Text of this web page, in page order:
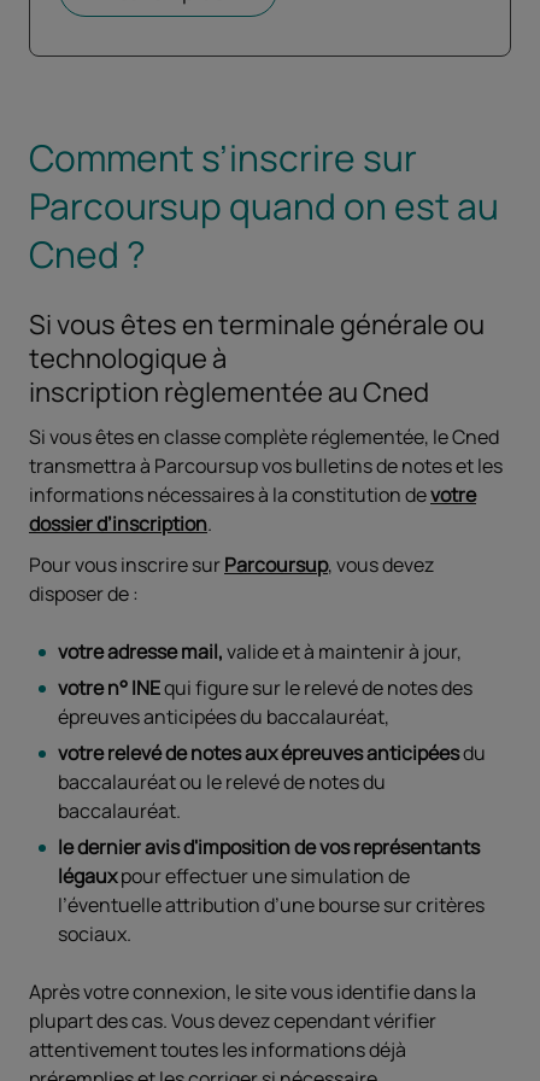
Comment s’inscrire sur
Parcoursup quand on est au
Cned ?
Si vous êtes en terminale générale ou
technologique à
inscription règlementée au Cned
Si vous êtes en classe complète réglementée, le Cned
transmettra à Parcoursup vos bulletins de notes et les
informations nécessaires à la constitution devotre
dossier d’inscription.
Pour vous inscrire surParcoursup, vous devez
disposer de :
votre adresse mail,valide et à maintenir à jour,
votre n° INEqui figure sur le relevé de notes des
épreuves anticipées du baccalauréat,
votre relevé de notes aux épreuves anticipéesdu
baccalauréat ou le relevé de notes du
baccalauréat.
le dernier avis d'imposition de vos représentants
légauxpour effectuer une simulation de
l’éventuelle attribution d’une bourse sur critères
sociaux.
Après votre connexion, le site vous identifie dans la
plupart des cas. Vous devez cependant vérifier
attentivement toutes les informations déjà